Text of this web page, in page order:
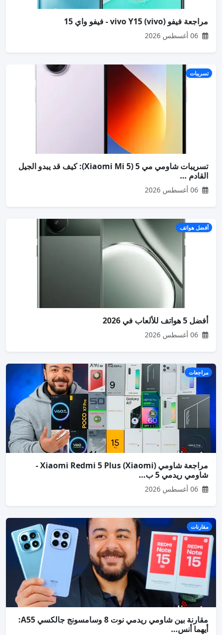
مراجعة فيفو (vivo) vivo Y15 - فيفو واي 15
تسريبات
تسريبات شاومي مي 5 (Xiaomi Mi 5): كيف قد يبدو الجيل
القادم …
أفضل هواتف
أفضل 5 هواتف للألعاب في 2026
مراجعات
مراجعة شاومي (Xiaomi) Xiaomi Redmi 5 Plus -
شاومي ريدمي 5 ب…
مقارنات
مقارنة بين شاومي ريدمي نوت 8 وسامسونج جالكسي A55:
أيهما أنس…